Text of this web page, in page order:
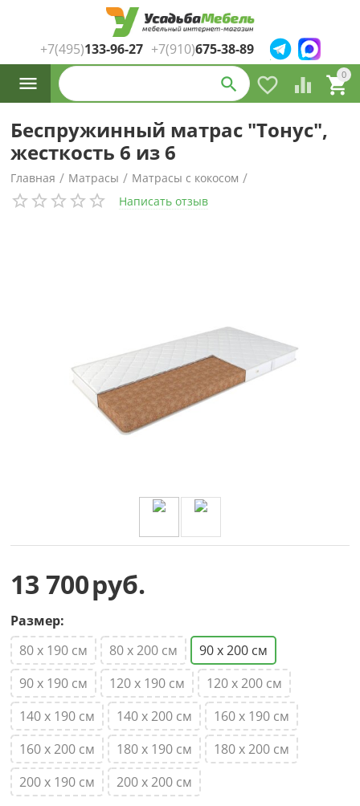
+7(495)133-96-27 +7(910)675-38-89
0

 

Каталог
товаров
Беспружинный матрас "Тонус",
жесткость 6 из 6
Главная / Матрасы / Матрасы с кокосом /
Написать отзыв
13 700руб.
Размер:
80 х 190 см
80 х 200 см
90 х 200 см
90 х 190 см
120 х 190 см
120 х 200 см
140 х 190 см
140 х 200 см
160 х 190 см
160 х 200 см
180 х 190 см
180 х 200 см
200 х 190 см
200 х 200 см